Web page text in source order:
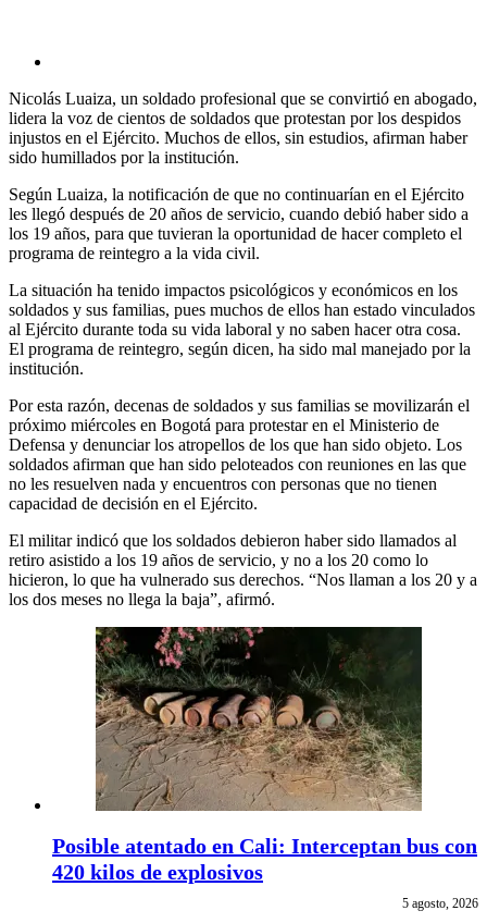
Nicolás Luaiza, un soldado profesional que se convirtió en abogado,
lidera la voz de cientos de soldados que protestan por los despidos
injustos en el Ejército. Muchos de ellos, sin estudios, afirman haber
sido humillados por la institución.
Según Luaiza, la notificación de que no continuarían en el Ejército
les llegó después de 20 años de servicio, cuando debió haber sido a
los 19 años, para que tuvieran la oportunidad de hacer completo el
programa de reintegro a la vida civil.
La situación ha tenido impactos psicológicos y económicos en los
soldados y sus familias, pues muchos de ellos han estado vinculados
al Ejército durante toda su vida laboral y no saben hacer otra cosa.
El programa de reintegro, según dicen, ha sido mal manejado por la
institución.
Por esta razón, decenas de soldados y sus familias se movilizarán el
próximo miércoles en Bogotá para protestar en el Ministerio de
Defensa y denunciar los atropellos de los que han sido objeto. Los
soldados afirman que han sido peloteados con reuniones en las que
no les resuelven nada y encuentros con personas que no tienen
capacidad de decisión en el Ejército.
El militar indicó que los soldados debieron haber sido llamados al
retiro asistido a los 19 años de servicio, y no a los 20 como lo
hicieron, lo que ha vulnerado sus derechos. “Nos llaman a los 20 y a
los dos meses no llega la baja”, afirmó.
Posible atentado en Cali: Interceptan bus con
420 kilos de explosivos
5 agosto, 2026